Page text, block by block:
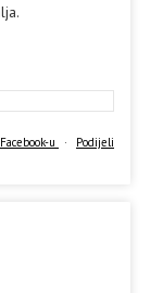
u · Podijeli